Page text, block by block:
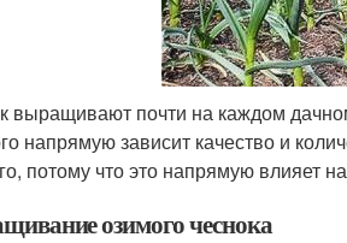
выращивают почти на каждом
напрямую зависит качество и
потому что это напрямую влияет
озимого чеснока